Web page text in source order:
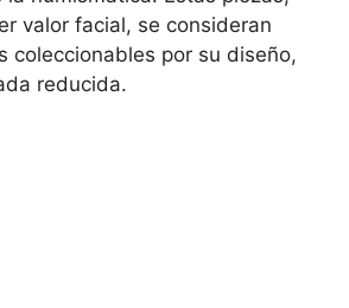
valor facial, se consideran
coleccionables por su diseño,
reducida.